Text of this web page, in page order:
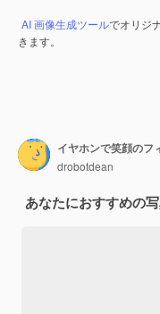
AI 画像生成ツールでオリジ
きます。
イヤホンで笑顔のフ
drobotdean
あなたにおすすめの